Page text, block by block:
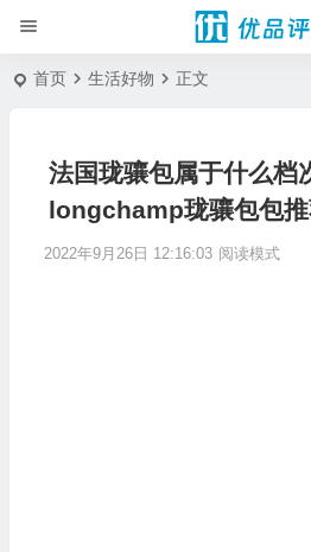
首页 生活好物 正文
法国珑骧包属于什么档
longchamp珑骧包包推
2022年9月26日 12:16:03 阅读模式